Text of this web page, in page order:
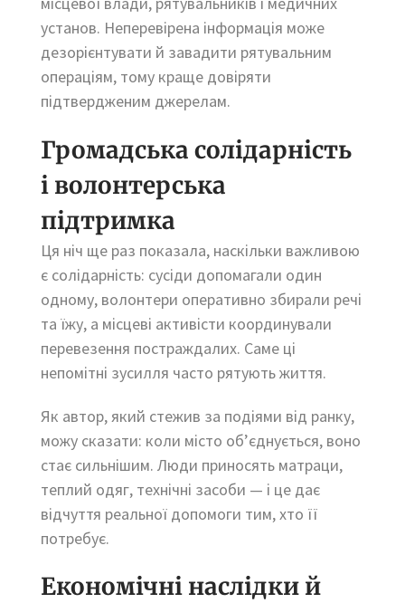
установ. Неперевірена інформація може
дезорієнтувати й завадити рятувальним
операціям, тому краще довіряти
підтвердженим джерелам.
Громадська солідарність
і волонтерська
підтримка
Ця ніч ще раз показала, наскільки важливою
є солідарність: сусіди допомагали один
одному, волонтери оперативно збирали речі
та їжу, а місцеві активісти координували
перевезення постраждалих. Саме ці
непомітні зусилля часто рятують життя.
Як автор, який стежив за подіями від ранку,
можу сказати: коли місто об’єднується, воно
стає сильнішим. Люди приносять матраци,
теплий одяг, технічні засоби — і це дає
відчуття реальної допомоги тим, хто її
потребує.
Економічні наслідки й